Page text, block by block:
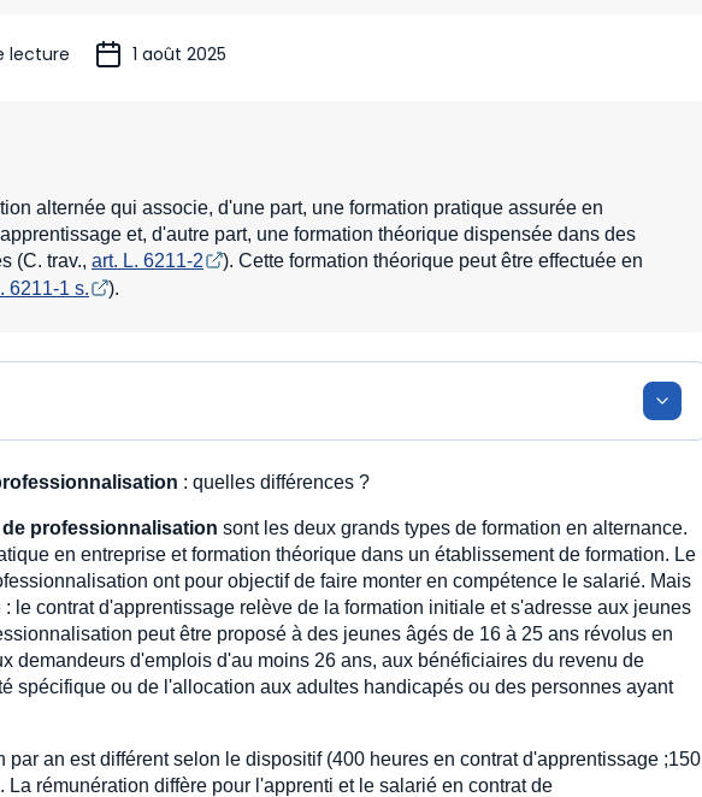
lecture 1 août 2025
alternée qui associe, d'une part, une formation pratique assurée en
et, d'autre part, une formation théorique dispensée dans des
(C. trav., art. L. 6211-2
). Cette formation théorique peut être effectuée en
6211-1 s. ).
: quelles différences ?
professionnalisation sont les deux grands types de formation en alternance.
en entreprise et formation théorique dans un établissement de formation. Le
ont pour objectif de faire monter en compétence le salarié. Mais
le contrat d'apprentissage relève de la formation initiale et s'adresse aux jeunes
peut être proposé à des jeunes âgés de 16 à 25 ans révolus en
demandeurs d'emplois d'au moins 26 ans, aux bénéficiaires du revenu de
spécifique ou de l'allocation aux adultes handicapés ou des personnes ayant
par an est différent selon le dispositif (400 heures en contrat d'apprentissage ;150
rémunération diffère pour l'apprenti et le salarié en contrat de